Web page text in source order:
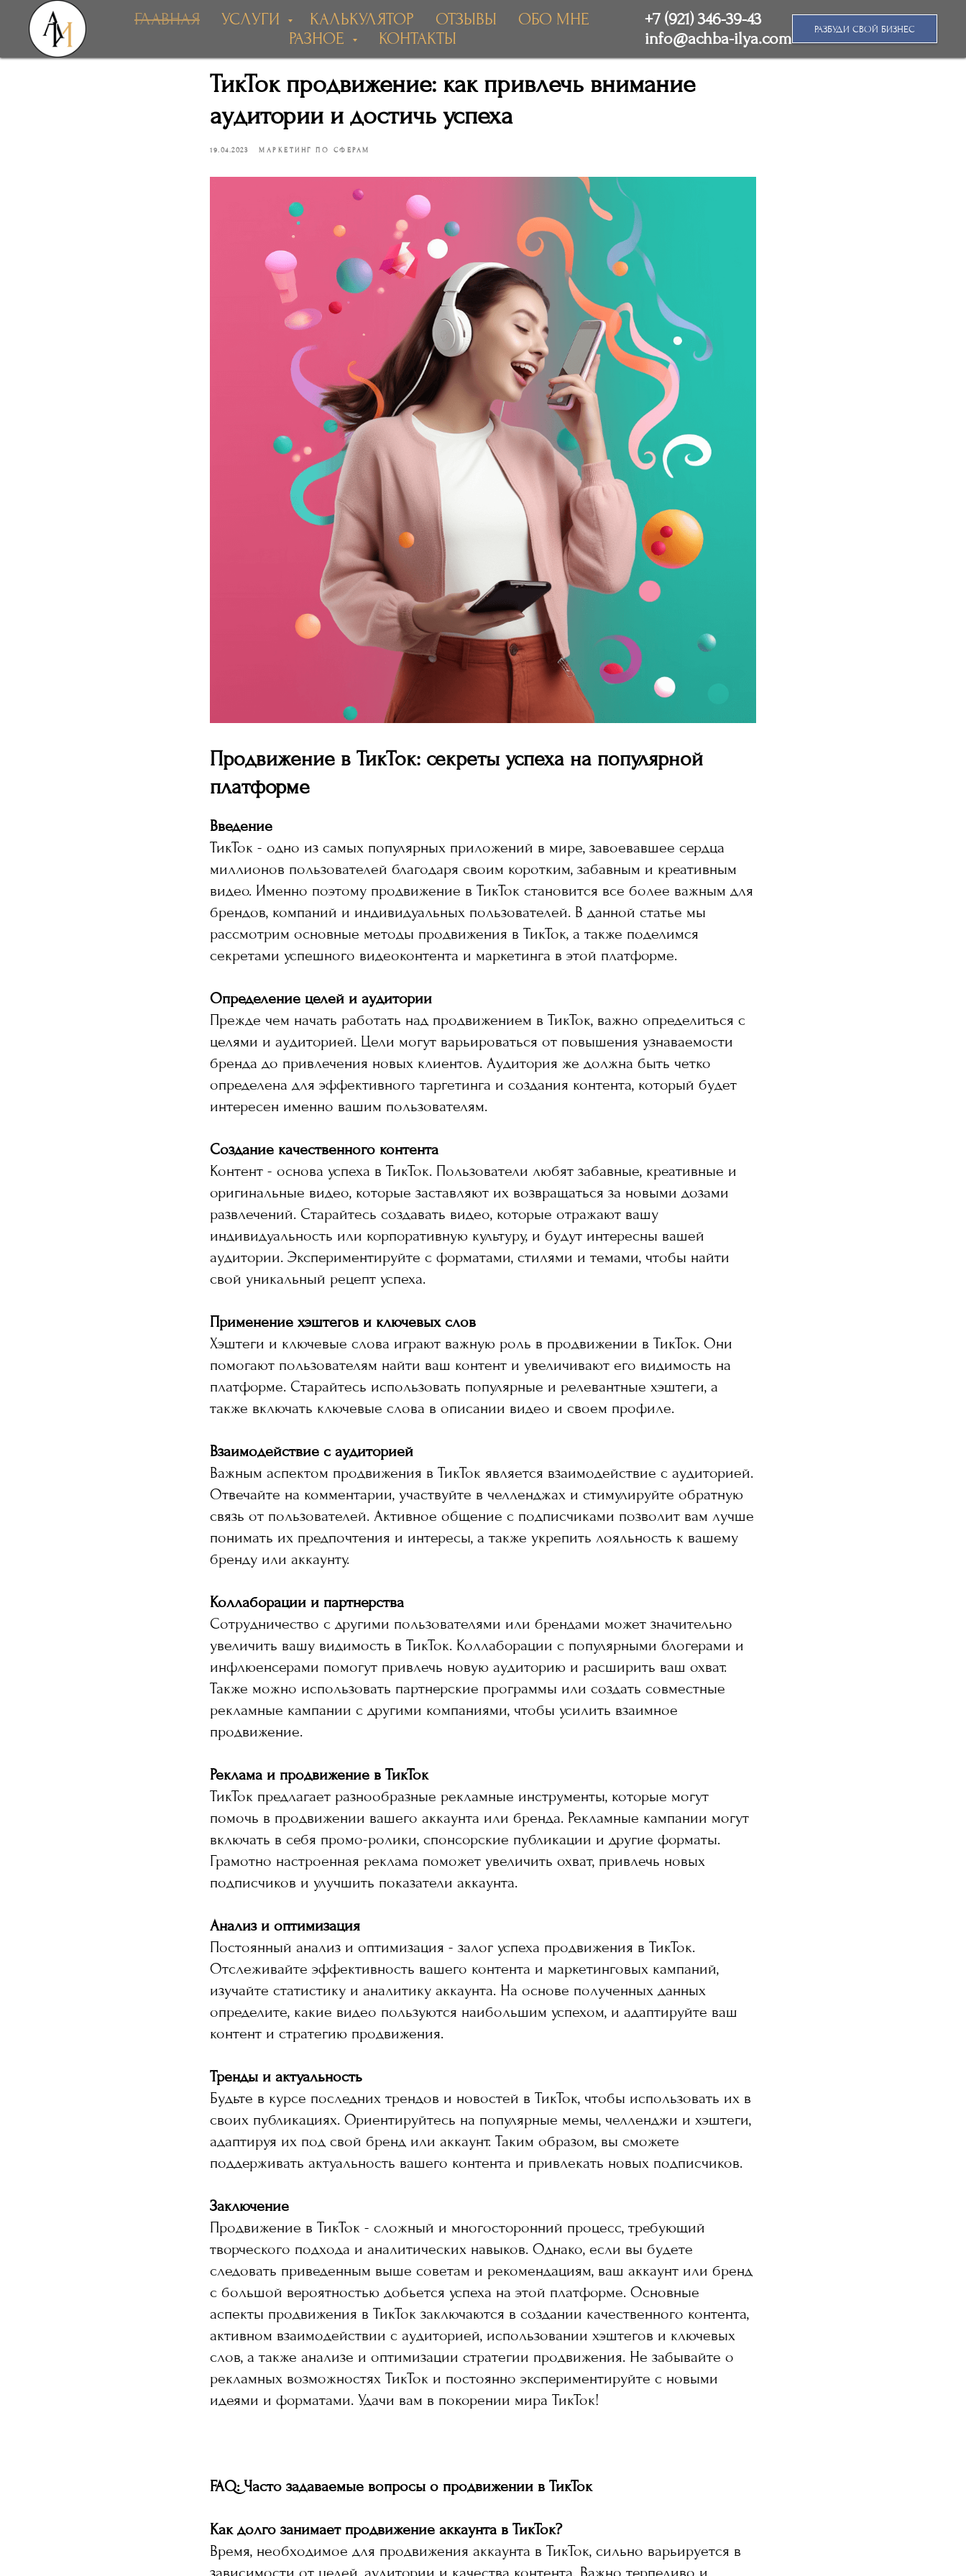
ГЛАВНАЯ УСЛУГИ КАЛЬКУЛЯТОР ОТЗЫВЫ
ОБО МНЕ
РАЗНОЕ
КОНТАКТЫ
+7 (921) 346-39-43
info@achba-ilya.com
РАЗБУДИ СВОЙ БИЗНЕС
ТикТок продвижение: как привлечь внимание
аудитории и достичь успеха
19.04.2023 МАРКЕТИНГ ПО СФЕРАМ
Продвижение в ТикТок: секреты успеха на популярной
платформе
Введение
ТикТок - одно из самых популярных приложений в мире, завоевавшее сердца
миллионов пользователей благодаря своим коротким, забавным и креативным
видео. Именно поэтому продвижение в ТикТок становится все более важным для
брендов, компаний и индивидуальных пользователей. В данной статье мы
рассмотрим основные методы продвижения в ТикТок, а также поделимся
секретами успешного видеоконтента и маркетинга в этой платформе.
Определение целей и аудитории
Прежде чем начать работать над продвижением в ТикТок, важно определиться с
целями и аудиторией. Цели могут варьироваться от повышения узнаваемости
бренда до привлечения новых клиентов. Аудитория же должна быть четко
определена для эффективного таргетинга и создания контента, который будет
интересен именно вашим пользователям.
Создание качественного контента
Контент - основа успеха в ТикТок. Пользователи любят забавные, креативные и
оригинальные видео, которые заставляют их возвращаться за новыми дозами
развлечений. Старайтесь создавать видео, которые отражают вашу
индивидуальность или корпоративную культуру, и будут интересны вашей
аудитории. Экспериментируйте с форматами, стилями и темами, чтобы найти
свой уникальный рецепт успеха.
Применение хэштегов и ключевых слов
Хэштеги и ключевые слова играют важную роль в продвижении в ТикТок. Они
помогают пользователям найти ваш контент и увеличивают его видимость на
платформе. Старайтесь использовать популярные и релевантные хэштеги, а
также включать ключевые слова в описании видео и своем профиле.
Взаимодействие с аудиторией
Важным аспектом продвижения в ТикТок является взаимодействие с аудиторией.
Отвечайте на комментарии, участвуйте в челленджах и стимулируйте обратную
связь от пользователей. Активное общение с подписчиками позволит вам лучше
понимать их предпочтения и интересы, а также укрепить лояльность к вашему
бренду или аккаунту.
Коллаборации и партнерства
Сотрудничество с другими пользователями или брендами может значительно
увеличить вашу видимость в ТикТок. Коллаборации с популярными блогерами и
инфлюенсерами помогут привлечь новую аудиторию и расширить ваш охват.
Также можно использовать партнерские программы или создать совместные
рекламные кампании с другими компаниями, чтобы усилить взаимное
продвижение.
Реклама и продвижение в ТикТок
ТикТок предлагает разнообразные рекламные инструменты, которые могут
помочь в продвижении вашего аккаунта или бренда. Рекламные кампании могут
включать в себя промо-ролики, спонсорские публикации и другие форматы.
Грамотно настроенная реклама поможет увеличить охват, привлечь новых
подписчиков и улучшить показатели аккаунта.
Анализ и оптимизация
Постоянный анализ и оптимизация - залог успеха продвижения в ТикТок.
Отслеживайте эффективность вашего контента и маркетинговых кампаний,
изучайте статистику и аналитику аккаунта. На основе полученных данных
определите, какие видео пользуются наибольшим успехом, и адаптируйте ваш
контент и стратегию продвижения.
Тренды и актуальность
Будьте в курсе последних трендов и новостей в ТикТок, чтобы использовать их в
своих публикациях. Ориентируйтесь на популярные мемы, челленджи и хэштеги,
адаптируя их под свой бренд или аккаунт. Таким образом, вы сможете
поддерживать актуальность вашего контента и привлекать новых подписчиков.
Заключение
Продвижение в ТикТок - сложный и многосторонний процесс, требующий
творческого подхода и аналитических навыков. Однако, если вы будете
следовать приведенным выше советам и рекомендациям, ваш аккаунт или бренд
с большой вероятностью добьется успеха на этой платформе. Основные
аспекты продвижения в ТикТок заключаются в создании качественного контента,
активном взаимодействии с аудиторией, использовании хэштегов и ключевых
слов, а также анализе и оптимизации стратегии продвижения. Не забывайте о
рекламных возможностях ТикТок и постоянно экспериментируйте с новыми
идеями и форматами. Удачи вам в покорении мира ТикТок!
FAQ: Часто задаваемые вопросы о продвижении в ТикТок
Как долго занимает продвижение аккаунта в ТикТок?
Время, необходимое для продвижения аккаунта в ТикТок, сильно варьируется в
зависимости от целей, аудитории и качества контента. Важно терпеливо и